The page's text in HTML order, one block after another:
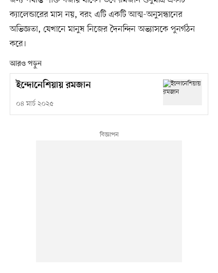
ক্যালেন্ডারের মাস নয়, বরং এটি একটি আত্ম-অনুসন্ধানের
অভিজ্ঞতা, যেখানে মানুষ নিজের দৈনন্দিন অভ্যাসকে পুনর্গঠন
করে।
আরও পড়ুন
ইন্দোনেশিয়ায় রমজান
০৪ মার্চ ২০২৫